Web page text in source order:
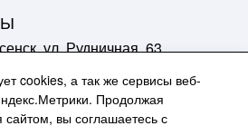
ул. Рудничная, 63
cookies, а так же сервисы веб-
Продолжая
сайтом, вы соглашаетесь с